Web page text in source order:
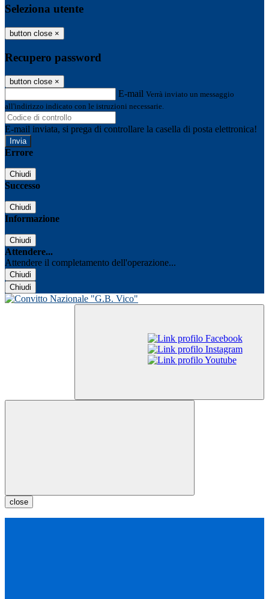
Seleziona utente
button close ×
Recupero password
button close ×
E-mail Verrà inviato un messaggio
all'indirizzo indicato con le istruzioni necessarie.
E-mail inviata, si prega di controllare la casella di posta elettronica!
Errore
Chiudi
Successo
Chiudi
Informazione
Chiudi
Attendere...
Attendere il completamento dell'operazione...
Chiudi
Chiudi
close